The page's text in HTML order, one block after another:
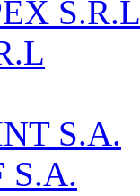
S.A.
S.A.